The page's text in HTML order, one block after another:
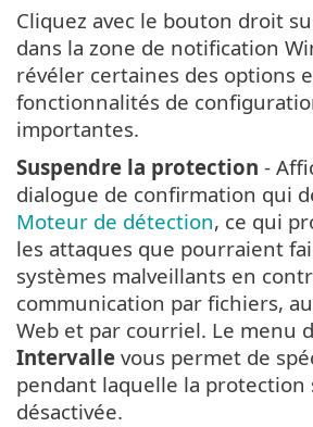
Cliquez avec le bouton droit
dans la zone de notification
révéler certaines des options
fonctionnalités de
importantes.
Suspendre la protection -
dialogue de confirmation qui
Moteur de détection, ce qui
les attaques que pourraient
systèmes malveillants en
communication par fichiers,
Web et par courriel. Le menu
Intervalle vous permet de
pendant laquelle la protection
désactivée.